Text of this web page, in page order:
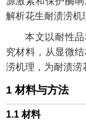
解析花生耐渍涝机
本文以耐性
究材料，从显微
涝机理，为耐渍涝
1 材料与方法
1.1 材料